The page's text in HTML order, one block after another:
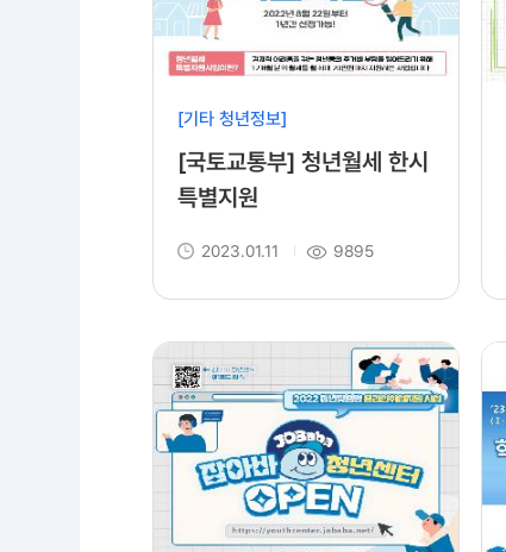
[기타 청년정보]
[국토교통부] 청년월세 한시
특별지원
2023.01.11 9895